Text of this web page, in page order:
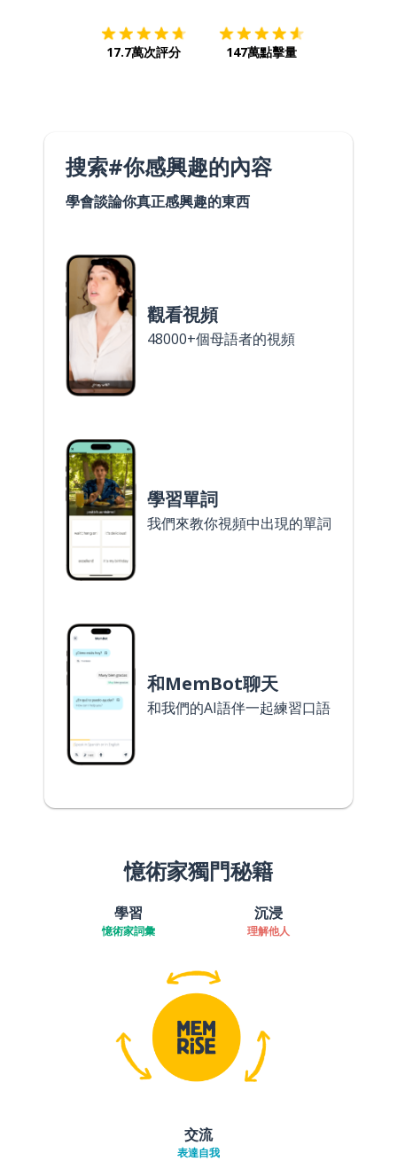
17.7萬次評分 147萬點擊量
搜索#你感興趣的內容
學會談論你真正感興趣的東西
觀看視頻
48000+個母語者的視頻
學習單詞
我們來教你視頻中出現的單詞
和MemBot聊天
和我們的AI語伴一起練習口語
憶術家獨門秘籍
學習
憶術家詞彙
沉浸
理解他人
交流
表達自我